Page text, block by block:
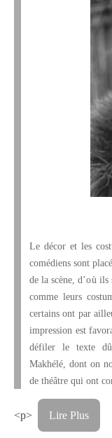
Le décor et les
comédiens sont
de la scène, d’où
comme leurs
certains ont par
impression est
défiler le texte
Makhélé, dont on
de théâtre qui ont
<p> Lire Plus